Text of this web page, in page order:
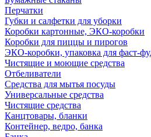
Перчатки
Губки и салфетки для уборки
Коробки картонные, ЭКО-коробки
Коробки для пиццы и пирогов
ЭКО-коробки, упаковка для фаст-
Чистящие и моющие средства
Отбеливатели
Средства для мытья посуды
Универсальные средства
Чистящие средства
Канцтовары, бланки
Контейнер, ведро, банка